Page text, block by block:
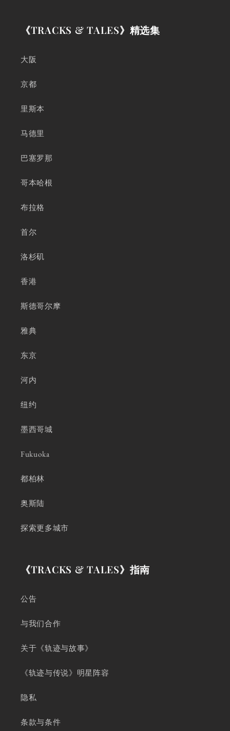
《TRACKS & TALES》精选集
大阪
京都
里斯本
马德里
巴塞罗那
哥本哈根
布拉格
首尔
洛杉矶
香港
斯德哥尔摩
雅典
东京
河内
纽约
墨西哥城
Fukuoka
都柏林
奥斯陆
探索更多城市
《TRACKS & TALES》指南
公告
与我们合作
关于《轨迹与故事》
《轨迹与传说》明星阵容
隐私
条款与条件